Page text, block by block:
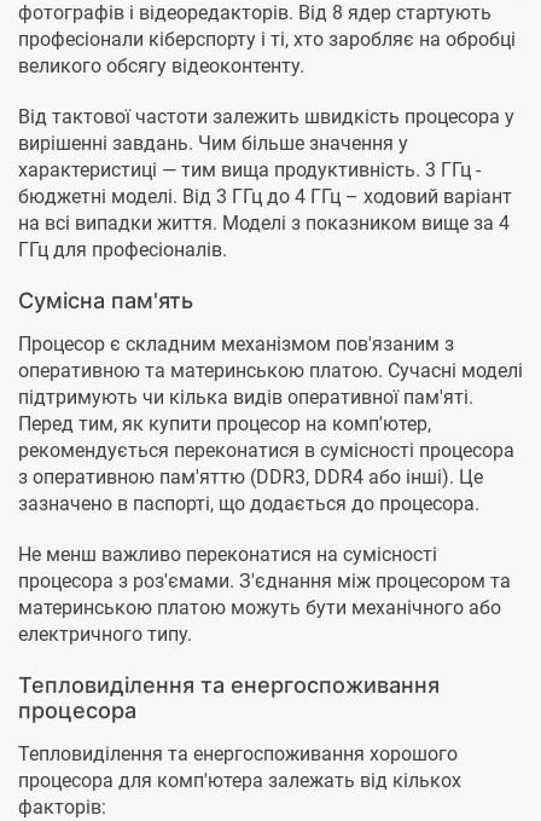
фотографів і відеоредакторів. Від 8 ядер стартують
професіонали кіберспорту і ті, хто заробляє на обробці
великого обсягу відеоконтенту.
Від тактової частоти залежить швидкість процесора у
вирішенні завдань. Чим більше значення у
характеристиці — тим вища продуктивність. 3 ГГц -
бюджетні моделі. Від 3 ГГц до 4 ГГц – ходовий варіант
на всі випадки життя. Моделі з показником вище за 4
ГГц для професіоналів.
Сумісна пам'ять
Процесор є складним механізмом пов'язаним з
оперативною та материнською платою. Сучасні моделі
підтримують чи кілька видів оперативної пам'яті.
Перед тим, як купити процесор на комп'ютер,
рекомендується переконатися в сумісності процесора
з оперативною пам'яттю (DDR3, DDR4 або інші). Це
зазначено в паспорті, що додається до процесора.
Не менш важливо переконатися на сумісності
процесора з роз'ємами. З'єднання між процесором та
материнською платою можуть бути механічного або
електричного типу.
Тепловиділення та енергоспоживання
процесора
Тепловиділення та енергоспоживання хорошого
процесора для комп'ютера залежать від кількох
факторів: